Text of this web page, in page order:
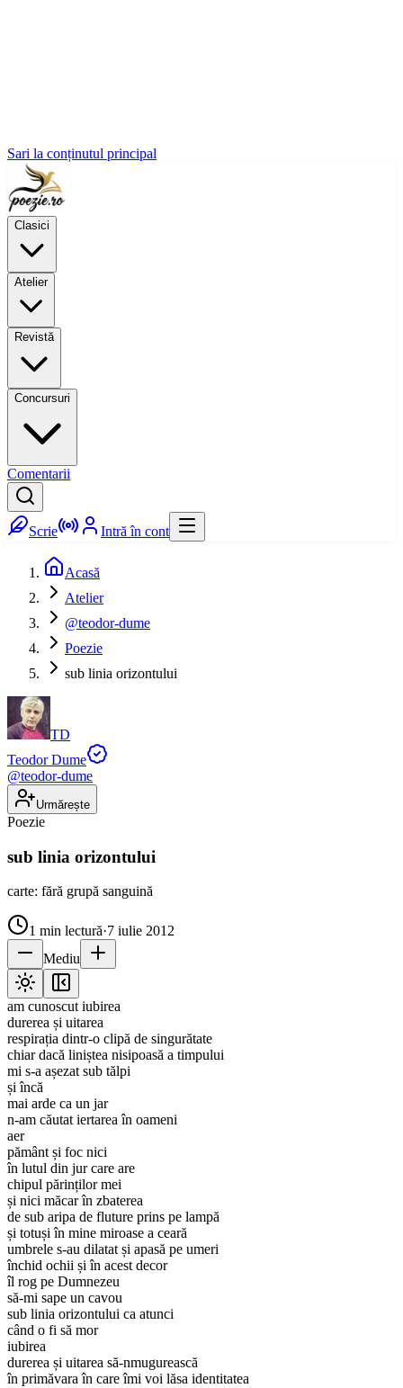
Sari la conținutul principal
Clasici
Atelier
Revistă
Concursuri
Comentarii
Scrie Intră în cont
Acasă
Atelier
@teodor-dume
Poezie
sub linia orizontului
TD
Teodor Dume
@teodor-dume
Urmărește
Poezie
sub linia orizontului
carte: fără grupă sanguină
1 min lectură·7 iulie 2012
Mediu
am cunoscut iubirea
durerea și uitarea
respirația dintr-o clipă de singurătate
chiar dacă liniștea nisipoasă a timpului
mi s-a așezat sub tălpi
și încă
mai arde ca un jar
n-am căutat iertarea în oameni
aer
pământ și foc nici
în lutul din jur care are
chipul părinților mei
și nici măcar în zbaterea
de sub aripa de fluture prins pe lampă
și totuși în mine miroase a ceară
umbrele s-au dilatat și apasă pe umeri
închid ochii și în acest decor
îl rog pe Dumnezeu
să-mi sape un cavou
sub linia orizontului ca atunci
când o fi să mor
iubirea
durerea și uitarea să-nmugurească
în primăvara în care îmi voi lăsa identitatea